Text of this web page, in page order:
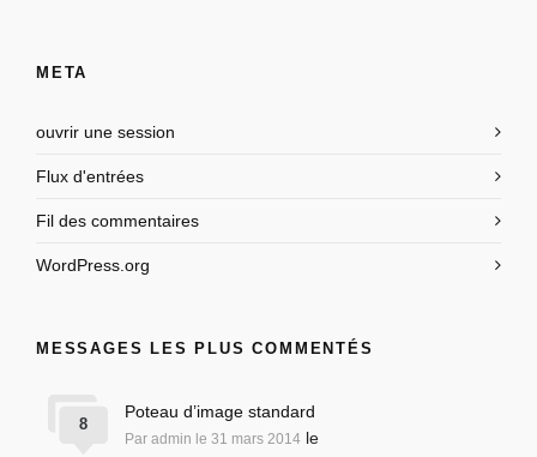
META
ouvrir une session
Flux d'entrées
Fil des commentaires
WordPress.org
MESSAGES LES PLUS COMMENTÉS
Poteau d’image standard
Par admin le 31 mars 2014 le
8